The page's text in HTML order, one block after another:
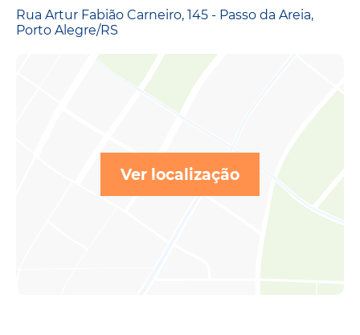
Rua Artur Fabião Carneiro, 145 - Passo da Areia,
Porto Alegre/RS
Ver localização